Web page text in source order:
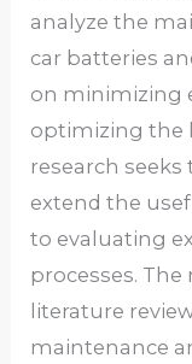
analyze the
car batteries
on minimizing
optimizing the
research
extend the
to evaluating
processes.
literature
maintenance